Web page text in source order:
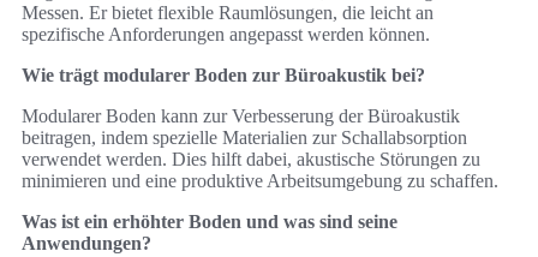
Messen. Er bietet flexible Raumlösungen, die leicht an
spezifische Anforderungen angepasst werden können.
Wie trägt modularer Boden zur Büroakustik bei?
Modularer Boden kann zur Verbesserung der Büroakustik
beitragen, indem spezielle Materialien zur Schallabsorption
verwendet werden. Dies hilft dabei, akustische Störungen zu
minimieren und eine produktive Arbeitsumgebung zu schaffen.
Was ist ein erhöhter Boden und was sind seine
Anwendungen?